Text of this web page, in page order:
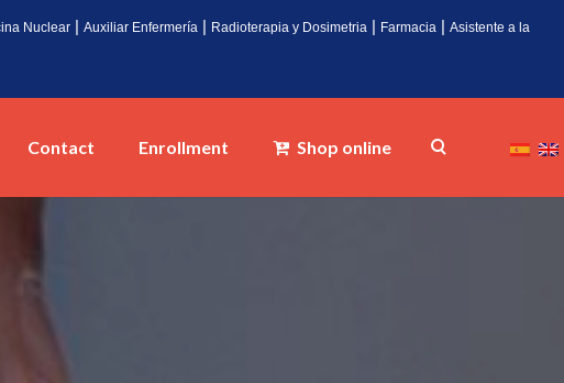
Nuclear | Auxiliar Enfermería | Radioterapia y Dosimetria | Farmacia | Asistente a la
Contact Enrollment Shop online